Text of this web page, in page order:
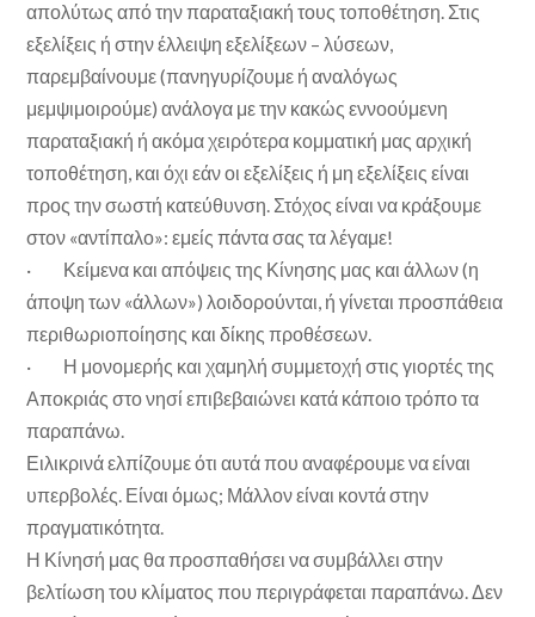
απολύτως από την παραταξιακή τους τοποθέτηση. Στις
εξελίξεις ή στην έλλειψη εξελίξεων – λύσεων,
παρεμβαίνουμε (πανηγυρίζουμε ή αναλόγως
μεμψιμοιρούμε) ανάλογα με την κακώς εννοούμενη
παραταξιακή ή ακόμα χειρότερα κομματική μας αρχική
τοποθέτηση, και όχι εάν οι εξελίξεις ή μη εξελίξεις είναι
προς την σωστή κατεύθυνση. Στόχος είναι να κράξουμε
στον «αντίπαλο»: εμείς πάντα σας τα λέγαμε!
· Κείμενα και απόψεις της Κίνησης μας και άλλων (η
άποψη των «άλλων») λοιδορούνται, ή γίνεται προσπάθεια
περιθωριοποίησης και δίκης προθέσεων.
· Η μονομερής και χαμηλή συμμετοχή στις γιορτές της
Αποκριάς στο νησί επιβεβαιώνει κατά κάποιο τρόπο τα
παραπάνω.
Ειλικρινά ελπίζουμε ότι αυτά που αναφέρουμε να είναι
υπερβολές. Είναι όμως; Μάλλον είναι κοντά στην
πραγματικότητα.
Η Κίνησή μας θα προσπαθήσει να συμβάλλει στην
βελτίωση του κλίματος που περιγράφεται παραπάνω. Δεν